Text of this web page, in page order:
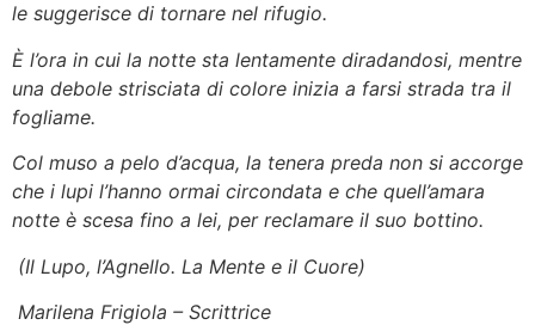
le suggerisce di tornare nel rifugio.
È l’ora in cui la notte sta lentamente diradandosi, mentre
una debole strisciata di colore inizia a farsi strada tra il
fogliame.
Col muso a pelo d’acqua, la tenera preda non si accorge
che i lupi l’hanno ormai circondata e che quell’amara
notte è scesa fino a lei, per reclamare il suo bottino.
(Il Lupo, l’Agnello. La Mente e il Cuore)
Marilena Frigiola – Scrittrice